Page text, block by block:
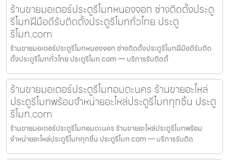
ร้านขายมอเตอร์ประตูรีโมทหนองจอก ช่างติดตั้งประตู
รีโมทฝีมือดีรับติดตั้งประตูรีโมททั่วไทย ประตู
รีโมท.com
ร้านขายมอเตอร์ประตูรีโมทหนองจอก ช่างติดตั้งประตูรีโมทฝีมือดีรับติด
ตั้งประตูรีโมททั่วไทย ประตูรีโมท.com — บริการรับติดตั้
ร้านขายมอเตอร์ประตูรีโมทอมตะนคร ร้านขายอะไหล่
ประตูรีโมทพร้อมจำหน่ายอะไหล่ประตูรีโมททุกชิ้น ประตู
รีโมท.com
ร้านขายมอเตอร์ประตูรีโมทอมตะนคร ร้านขายอะไหล่ประตูรีโมทพร้อม
จำหน่ายอะไหล่ประตูรีโมททุกชิ้น ประตูรีโมท.com — บริการรับติด